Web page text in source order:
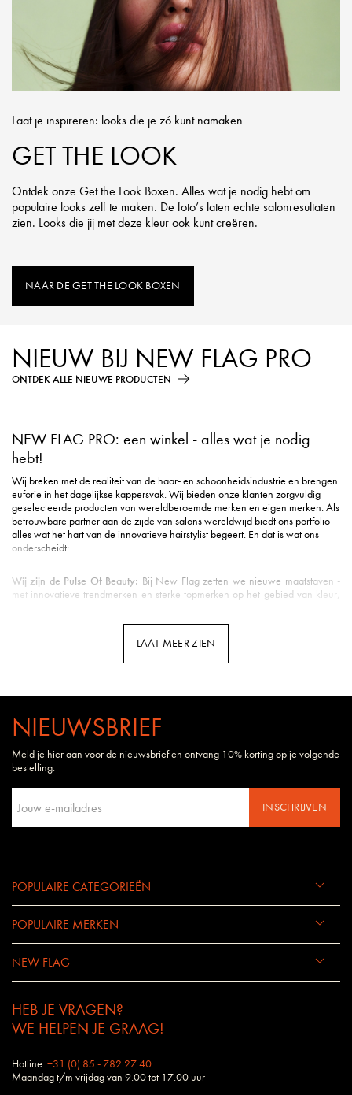
Laat je inspireren: looks die je zó kunt namaken
GET THE LOOK
Ontdek onze Get the Look Boxen. Alles wat je nodig hebt om
populaire looks zelf te maken. De foto’s laten echte salonresultaten
zien. Looks die jij met deze kleur ook kunt creëren.
NAAR DE GET THE LOOK BOXEN
NIEUW BIJ NEW FLAG PRO
ONTDEK ALLE NIEUWE PRODUCTEN
NEW FLAG PRO: een winkel - alles wat je nodig
hebt!
Wij breken met de realiteit van de haar- en schoonheidsindustrie en brengen
euforie in het dagelijkse kappersvak. Wij bieden onze klanten zorgvuldig
geselecteerde producten van wereldberoemde merken en eigen merken. Als
betrouwbare partner aan de zijde van salons wereldwijd biedt ons portfolio
alles wat het hart van de innovatieve hairstylist begeert. En dat is wat ons
onderscheidt:
Wij zijn de Pulse Of Beauty: Bij New Flag zetten we nieuwe maatstaven -
met innovatieve trendmerken en sterke topmerken op het gebied van kleur,
: Milieuvriendelijke verpakking is voor ons een eerste
: Uw pakket is gemiddeld binnen 3 werkdagen bij u binnen
kappers op meerdere kanalen - van YouTube tot Facebook en Instagram tot
webinars en seminars in de salon.
Daarom begrijpen wij uw wensen en eisen als geen ander bedrijf.
LAAT MEER ZIEN
NIEUWSBRIEF
Meld je hier aan voor de nieuwsbrief en ontvang 10% korting op je volgende
bestelling.
INSCHRIJVEN
POPULAIRE CATEGORIEËN
POPULAIRE MERKEN
NEW FLAG
HEB JE VRAGEN?
WE HELPEN JE GRAAG!
Hotline:+31 (0) 85 - 782 27 40
Maandag t/m vrijdag van 9.00 tot 17.00 uur